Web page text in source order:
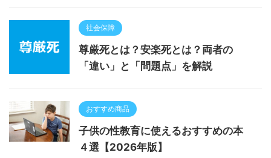
社会保障
尊厳死とは？安楽死とは？両者の
「違い」と「問題点」を解説
おすすめ商品
子供の性教育に使えるおすすめの本
４選【2026年版】